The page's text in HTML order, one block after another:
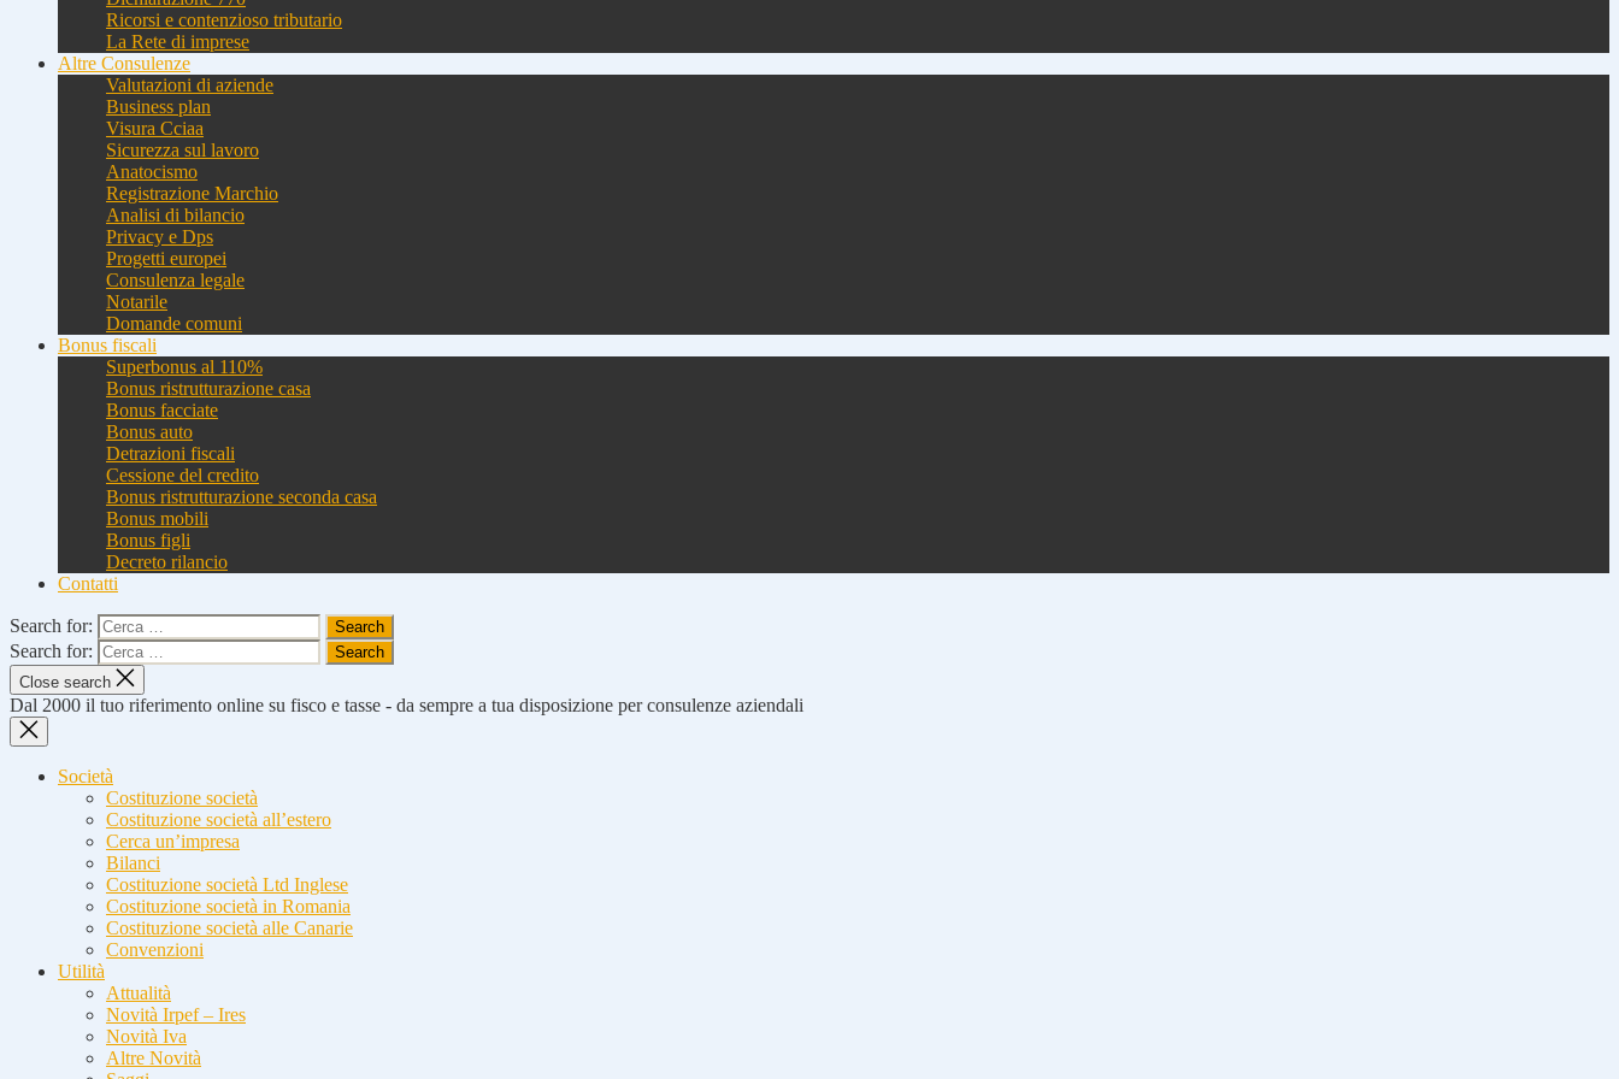
Ricorsi e contenzioso tributario
La Rete di imprese
Altre Consulenze
Valutazioni di aziende
Business plan
Visura Cciaa
Sicurezza sul lavoro
Anatocismo
Registrazione Marchio
Analisi di bilancio
Privacy e Dps
Progetti europei
Consulenza legale
Notarile
Domande comuni
Bonus fiscali
Superbonus al 110%
Bonus ristrutturazione casa
Bonus facciate
Bonus auto
Detrazioni fiscali
Cessione del credito
Bonus ristrutturazione seconda casa
Bonus mobili
Bonus figli
Decreto rilancio
Contatti
Search for:
Search for:
Close search
Dal 2000 il tuo riferimento online su fisco e tasse - da sempre a tua disposizione per consulenze aziendali
Società
Costituzione società
Costituzione società all’estero
Cerca un’impresa
Bilanci
Costituzione società Ltd Inglese
Costituzione società in Romania
Costituzione società alle Canarie
Convenzioni
Utilità
Attualità
Novità Irpef – Ires
Novità Iva
Altre Novità